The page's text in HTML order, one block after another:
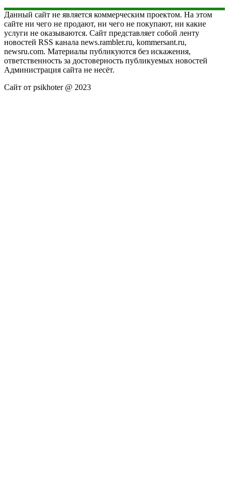
Данный сайт не является коммерческим проектом. На этом
сайте ни чего не продают, ни чего не покупают, ни какие
услуги не оказываются. Сайт представляет собой ленту
новостей RSS канала news.rambler.ru, kommersant.ru,
newsru.com. Материалы публикуются без искажения,
ответственность за достоверность публикуемых новостей
Администрация сайта не несёт.
Сайт от psikhoter @ 2023